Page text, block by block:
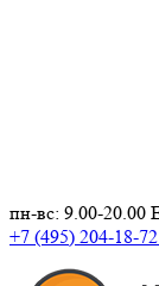
пн-вс: 9.00-20.00
+7 (495) 204-18-